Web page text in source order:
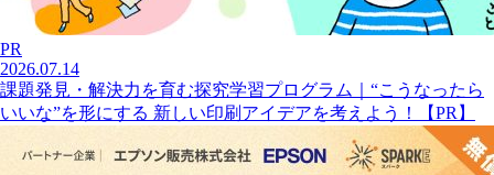
PR
2026.07.14
課題発見・解決力を育む探究学習プログラム｜“こうなったら
いいな”を形にする 新しい印刷アイデアを考えよう！【PR】